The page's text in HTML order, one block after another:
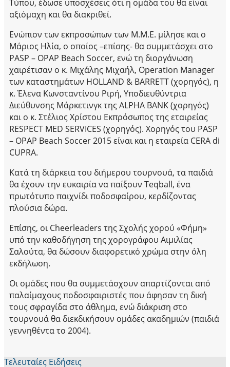
Τύπου, έδωσε υποσχέσεις ότι η ομάδα του θα είναι
αξιόμαχη και θα διακριθεί.
Ενώπιον των εκπροσώπων των Μ.Μ.Ε. μίλησε και ο
Μάριος Ηλία, ο οποίος –επίσης- θα συμμετάσχει στο
PASP – OPAP Beach Soccer, ενώ τη διοργάνωση
χαιρέτισαν ο κ. Μιχάλης Μιχαήλ, Operation Manager
των καταστημάτων HOLLAND & BARRETT (χορηγός), η
κ. Έλενα Κωνσταντίνου Ριρή, Υποδιευθύντρια
Διεύθυνσης Μάρκετινγκ της ALPHA BANK (χορηγός)
και ο κ. Στέλιος Χρίστου Εκπρόσωπος της εταιρείας
RESPECT MED SERVICES (χορηγός). Χορηγός του PASP
– OPAP Beach Soccer 2015 είναι και η εταιρεία CERA di
CUPRA.
Κατά τη διάρκεια του διήμερου τουρνουά, τα παιδιά
θα έχουν την ευκαιρία να παίξουν Teqball, ένα
πρωτότυπο παιχνίδι ποδοσφαίρου, κερδίζοντας
πλούσια δώρα.
Επίσης, οι Cheerleaders της Σχολής χορού «Φήμη»
υπό την καθοδήγηση της χορογράφου Αιμιλίας
Σαλούτα, θα δώσουν διαφορετικό χρώμα στην όλη
εκδήλωση.
Οι ομάδες που θα συμμετάσχουν απαρτίζονται από
παλαίμαχους ποδοσφαιριστές που άφησαν τη δική
τους σφραγίδα στο άθλημα, ενώ διάκριση στο
τουρνουά θα διεκδικήσουν ομάδες ακαδημιών (παιδιά
γεννηθέντα το 2004).
Τελευταίες Ειδήσεις